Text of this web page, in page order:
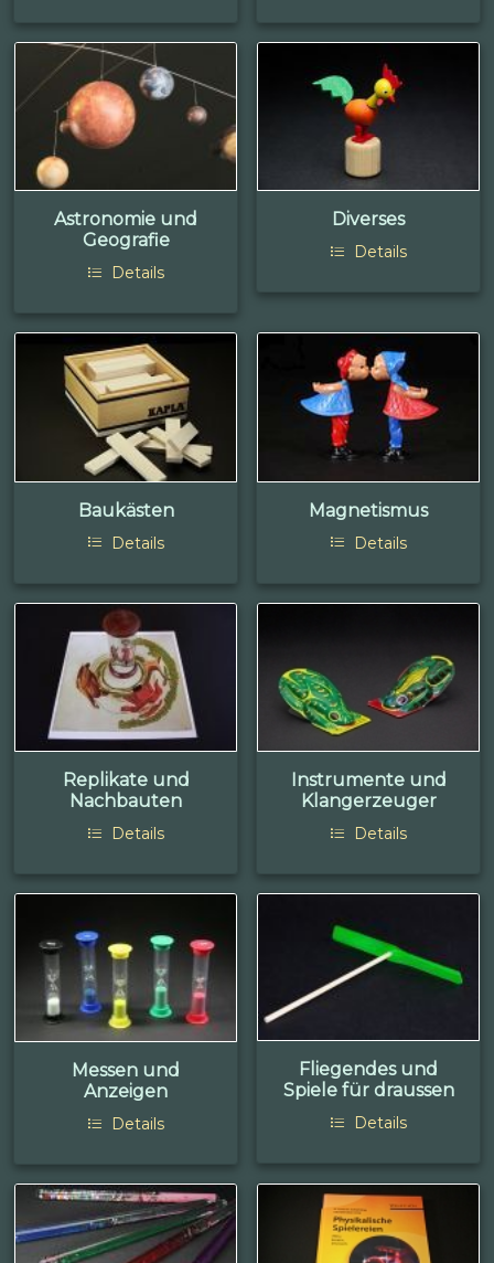
Astronomie und
Geografie
Details
Diverses
Details
Baukästen
Details
Magnetismus
Details
Replikate und
Nachbauten
Details
Instrumente und
Klangerzeuger
Details
Messen und
Anzeigen
Details
Fliegendes und
Spiele für draussen
Details